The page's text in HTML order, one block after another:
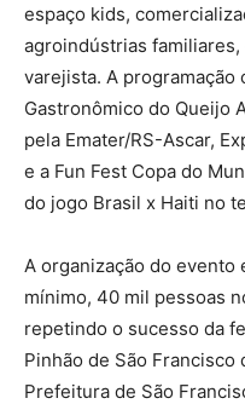
espaço kids,
agroindústrias
varejista. A programação
Gastronômico do Queijo
pela Emater/RS-Ascar,
e a Fun Fest Copa do
do jogo Brasil x Haiti no
A organização do evento
mínimo, 40 mil pessoas
repetindo o sucesso da
Pinhão de São Francisco
Prefeitura de São